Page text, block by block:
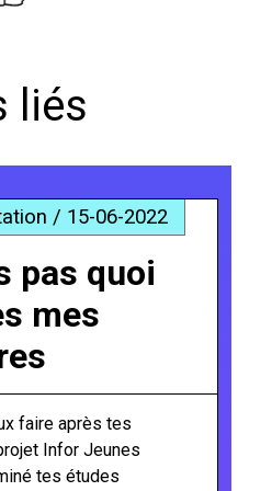
liés
/ 15-06-2022
pas quoi
mes
faire après tes
Infor Jeunes
tes études